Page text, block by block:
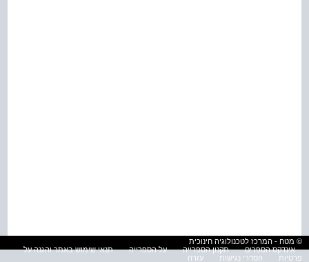
© מטח - המרכז לטכנולוגיה חינוכית
אינדקס הספרים
תקנון הספרייה על הספרייה
תנאי שימוש באתר והגנה על
פרטיות
הסדרי נגישות עזרה